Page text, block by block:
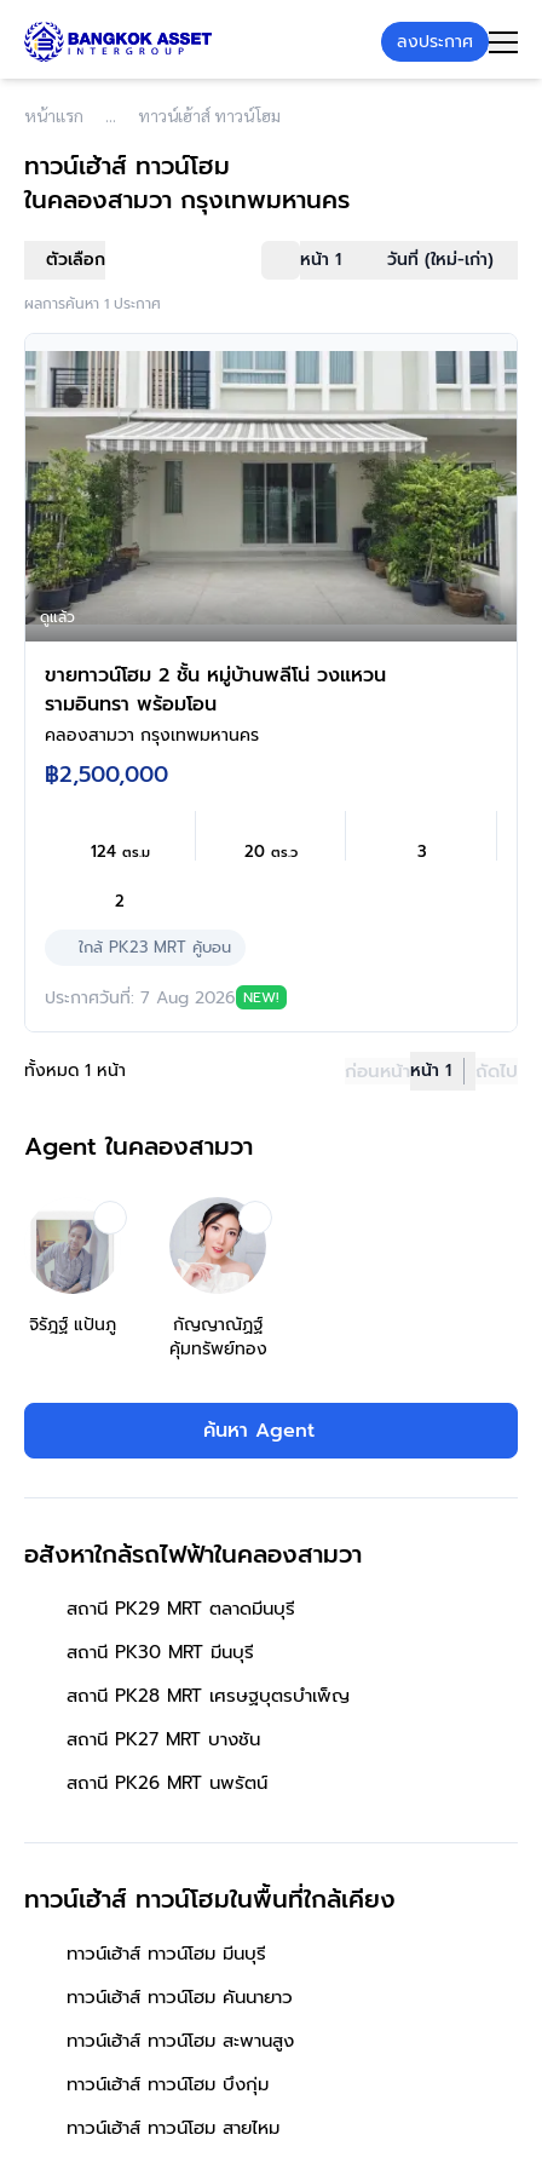
ลงประกาศ
หน้าแรก ทาวน์เฮ้าส์ ทาวน์โฮม
ทาวน์เฮ้าส์ ทาวน์โฮม
ในคลองสามวา กรุงเทพมหานคร
ตัวเลือก หน้า 1 วันที่ (ใหม่-เก่า)
ผลการค้นหา 1 ประกาศ
ดูแล้ว
ขายทาวน์โฮม 2 ชั้น หมู่บ้านพลีโน่ วงแหวน
รามอินทรา พร้อมโอน
คลองสามวา กรุงเทพมหานคร
฿2,500,000
124 ตร.ม 20 ตร.ว 3
2
ใกล้ PK23 MRT คู้บอน
ประกาศวันที่: 7 Aug 2026 NEW!
ทั้งหมด 1 หน้า ก่อนหน้าหน้า 1 ถัดไป
Agent ในคลองสามวา
จิรัฎฐ์ แป้นภู
กัญญาณัฏฐ์
คุ้มทรัพย์ทอง
ค้นหา Agent
อสังหาใกล้รถไฟฟ้าในคลองสามวา
สถานี PK29 MRT ตลาดมีนบุรี
สถานี PK30 MRT มีนบุรี
สถานี PK28 MRT เศรษฐบุตรบําเพ็ญ
สถานี PK27 MRT บางชัน
สถานี PK26 MRT นพรัตน์
ทาวน์เฮ้าส์ ทาวน์โฮมในพื้นที่ใกล้เคียง
ทาวน์เฮ้าส์ ทาวน์โฮม มีนบุรี
ทาวน์เฮ้าส์ ทาวน์โฮม คันนายาว
ทาวน์เฮ้าส์ ทาวน์โฮม สะพานสูง
ทาวน์เฮ้าส์ ทาวน์โฮม บึงกุ่ม
ทาวน์เฮ้าส์ ทาวน์โฮม สายไหม